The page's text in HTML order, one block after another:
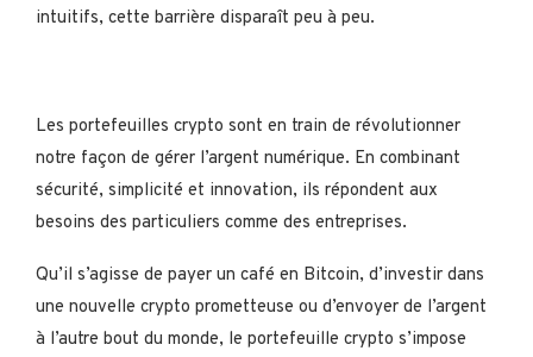
intuitifs, cette barrière disparaît peu à peu.
Les portefeuilles crypto sont en train de révolutionner
notre façon de gérer l’argent numérique. En combinant
sécurité, simplicité et innovation, ils répondent aux
besoins des particuliers comme des entreprises.
Qu’il s’agisse de payer un café en Bitcoin, d’investir dans
une nouvelle crypto prometteuse ou d’envoyer de l’argent
à l’autre bout du monde, le portefeuille crypto s’impose